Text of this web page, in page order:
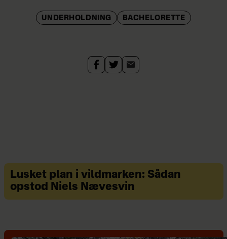
UNDERHOLDNING BACHELORETTE
Lusket plan i vildmarken: Sådan
opstod Niels Nævesvin